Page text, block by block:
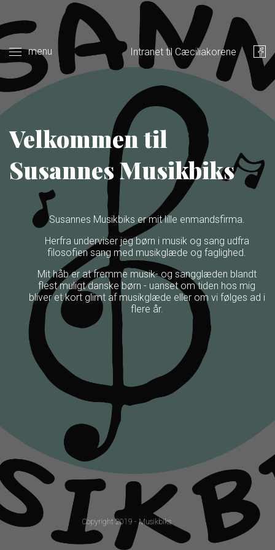
menu Intranet til Cæciliakorene
Velkommen til
Susannes Musikbiks
Susannes Musikbiks er mit lille enmandsfirma.
Herfra underviser jeg børn i musik og sang udfra
filosofien sang med musikglæde og faglighed.
Mit håb er at fremme musik- og sangglæden blandt
flest muligt danske børn - uanset om tiden hos mig
bliver et kort glimt af musikglæde eller om vi følges ad i
flere år.
Copyright 2019 - Musikbiks